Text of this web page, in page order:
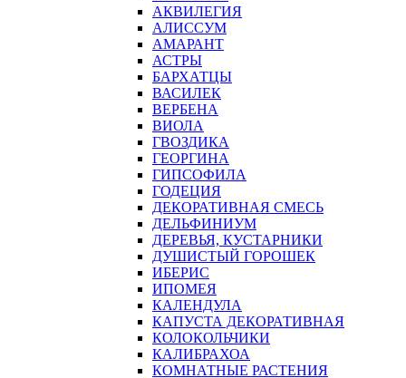
АКВИЛЕГИЯ
АЛИССУМ
АМАРАНТ
АСТРЫ
БАРХАТЦЫ
ВАСИЛЕК
ВЕРБЕНА
ВИОЛА
ГВОЗДИКА
ГЕОРГИНА
ГИПСОФИЛА
ГОДЕЦИЯ
ДЕКОРАТИВНАЯ СМЕСЬ
ДЕЛЬФИНИУМ
ДЕРЕВЬЯ, КУСТАРНИКИ
ДУШИСТЫЙ ГОРОШЕК
ИБЕРИС
ИПОМЕЯ
КАЛЕНДУЛА
КАПУСТА ДЕКОРАТИВНАЯ
КОЛОКОЛЬЧИКИ
КАЛИБРАХОА
КОМНАТНЫЕ РАСТЕНИЯ